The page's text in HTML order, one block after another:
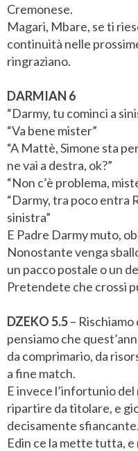
Cremonese.
Magari, Mbare, se ti
continuità nelle
ringraziano.
DARMIAN 6
“Darmy, tu cominci a
“Va bene mister”
“A Mattè, Simone sta
ne vai a destra, ok?”
“Non c’è problema,
“Darmy, tra poco entra
sinistra”
E Padre Darmy muto,
Nonostante venga
un pacco postale o un
Pretendete che crossi
DZEKO 5.5–
pensiamo che
da comprimario, da
a fine match.
E invece l’infortunio
ripartire da titolare, e
decisamente sfiancante.
Edin ce la mette tutta,